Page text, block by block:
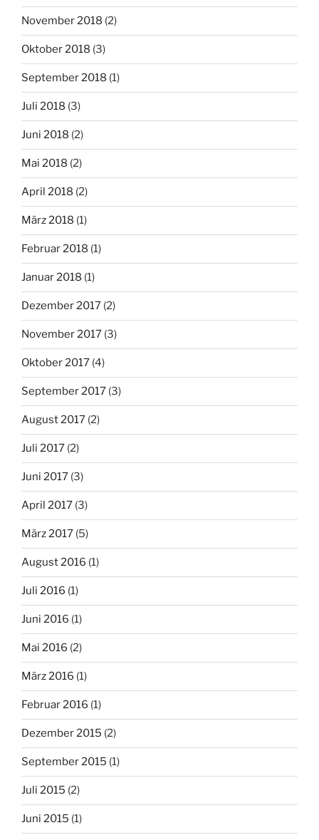
November 2018 (2)
Oktober 2018 (3)
September 2018 (1)
Juli 2018 (3)
Juni 2018 (2)
Mai 2018 (2)
April 2018 (2)
März 2018 (1)
Februar 2018 (1)
Januar 2018 (1)
Dezember 2017 (2)
November 2017 (3)
Oktober 2017 (4)
September 2017 (3)
August 2017 (2)
Juli 2017 (2)
Juni 2017 (3)
April 2017 (3)
März 2017 (5)
August 2016 (1)
Juli 2016 (1)
Juni 2016 (1)
Mai 2016 (2)
März 2016 (1)
Februar 2016 (1)
Dezember 2015 (2)
September 2015 (1)
Juli 2015 (2)
Juni 2015 (1)